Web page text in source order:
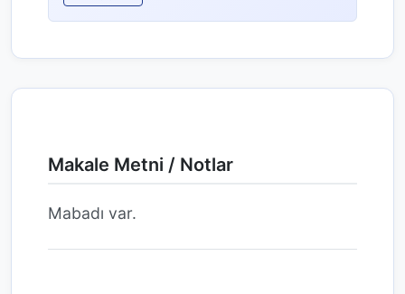
Makale Metni / Notlar
Mabadı var.